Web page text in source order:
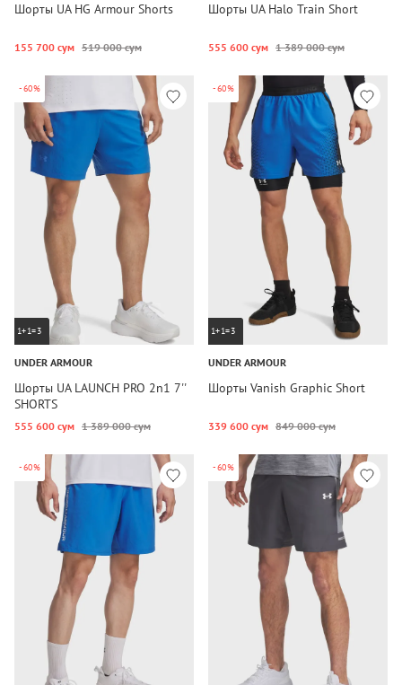
Шорты UA HG Armour Shorts
155 700 сум 519 000 сум
Шорты UA Halo Train Short
555 600 сум 1 389 000 сум
-60%
1+1=3
UNDER ARMOUR
Шорты UA LAUNCH PRO 2n1 7''
SHORTS
555 600 сум 1 389 000 сум
-60%
1+1=3
UNDER ARMOUR
Шорты Vanish Graphic Short
339 600 сум 849 000 сум
-60% -60%